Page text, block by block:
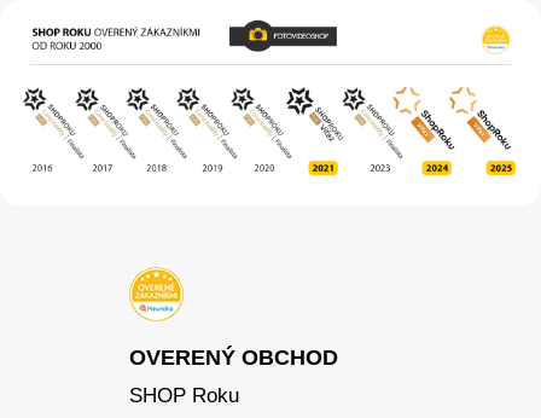
OVERENÝ OBCHOD
SHOP Roku